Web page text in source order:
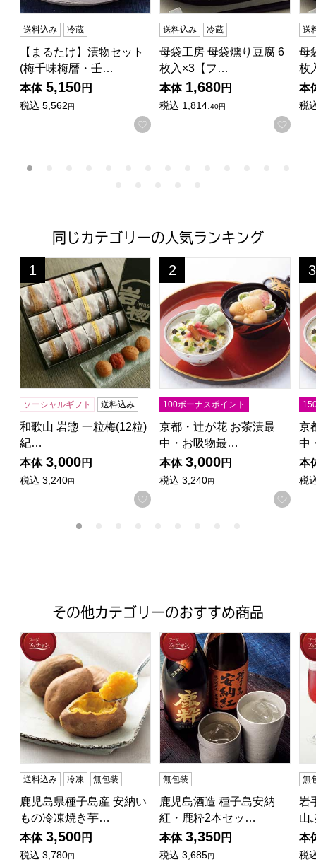
送料込み 冷蔵
【まるたけ】漬物セット
(梅千味梅暦・壬…
本体 5,150円
税込 5,562円
お気に入りに登録する
送料込み 冷蔵
母袋工房 母袋燻り豆腐 6
枚入×3【フ…
本体 1,680円
税込 1,814.40円
お気
送
母
枚
本
税
同じカテゴリーの人気ランキング
和歌山 岩惣 一粒梅(12粒) 紀州南高梅A級特選梅使用 12粒
1
位
ソーシャルギフト 送料込み
和歌山 岩惣 一粒梅(12粒)
紀…
本体 3,000円
税込 3,240円
お気に入りに登録する
京都・辻が花 お茶漬最中・
2
位
100ボーナスポイント
京都・辻が花 お茶漬最
中・お吸物最…
本体 3,000円
税込 3,240円
お気
3
位
京
中
本
税
その他カテゴリーのおすすめ商品
鹿児島県種子島産 安納いもの冷凍焼き芋【夏の贈りもの
送料込み 冷凍 無包装
鹿児島県種子島産 安納い
もの冷凍焼き芋…
本体 3,500円
税込 3,780円
鹿児島酒造 種子島安納紅・鹿
無包装
鹿児島酒造 種子島安納
紅・鹿粋2本セッ…
本体 3,350円
税込 3,685円
岩
無
岩
山
本
税